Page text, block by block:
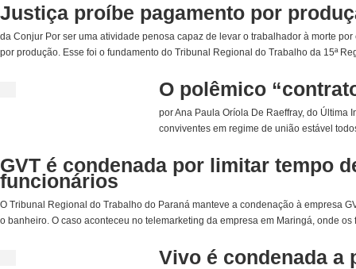
Justiça proíbe pagamento por
da Conjur Por ser uma atividade penosa capaz de levar o trabalhador à morte
por produção. Esse foi o fundamento do Tribunal Regional do Trabalho da 15ª
O polêmico
por Ana Paula Oríola De Raeffray, do Última
conviventes em regime de união estável
GVT é condenada por limitar tempo
funcionários
O Tribunal Regional do Trabalho do Paraná manteve a condenação à empresa
o banheiro. O caso aconteceu no telemarketing da empresa em Maringá, onde
Vivo é condenada a